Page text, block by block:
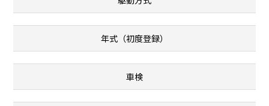
年式（初度登録）
車検